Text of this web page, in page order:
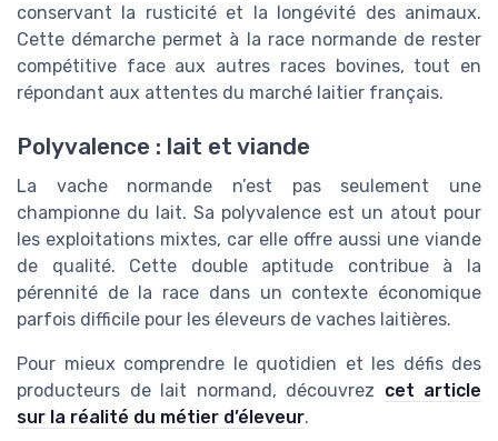
conservant la rusticité et la longévité des animaux.
Cette démarche permet à la race normande de rester
compétitive face aux autres races bovines, tout en
répondant aux attentes du marché laitier français.
Polyvalence : lait et viande
La vache normande n’est pas seulement une
championne du lait. Sa polyvalence est un atout pour
les exploitations mixtes, car elle offre aussi une viande
de qualité. Cette double aptitude contribue à la
pérennité de la race dans un contexte économique
parfois difficile pour les éleveurs de vaches laitières.
Pour mieux comprendre le quotidien et les défis des
producteurs de lait normand, découvrez cet article
sur la réalité du métier d’éleveur.